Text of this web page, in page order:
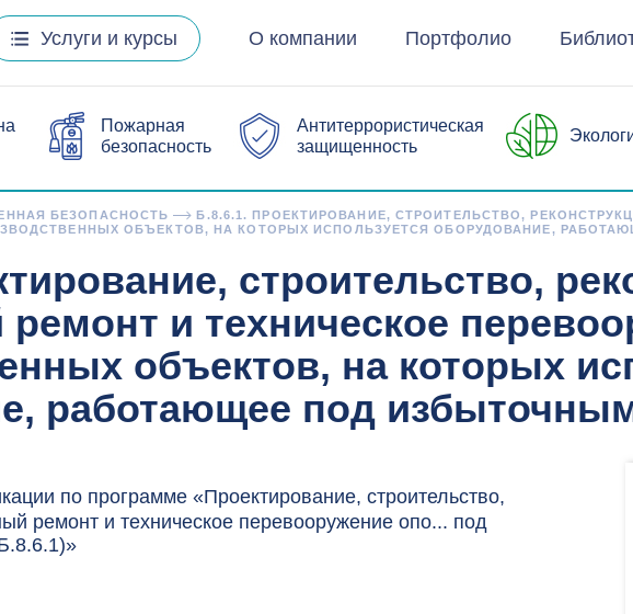
Услуги и курсы О компании Портфолио
Пожарная
безопасность
Антитеррористическая
защищенность
БЕЗОПАСНОСТЬ
Б.8.6.1. ПРОЕКТИРОВАНИЕ, СТРОИТЕЛЬСТВО,
ОБЪЕКТОВ, НА КОТОРЫХ ИСПОЛЬЗУЕТСЯ ОБОРУДОВАНИЕ,
строительство,
и техническое
объектов, на которых
работающее под
по программе «Проектирование, строительство,
ремонт и техническое перевооружение опо... под